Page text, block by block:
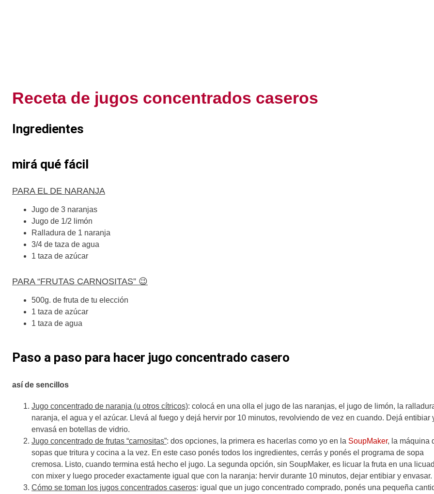
Receta de jugos concentrados caseros
Ingredientes
mirá qué fácil
PARA EL DE NARANJA
Jugo de 3 naranjas
Jugo de 1/2 limón
Ralladura de 1 naranja
3/4 de taza de agua
1 taza de azúcar
PARA “FRUTAS CARNOSITAS” 😉
500g. de fruta de tu elección
1 taza de azúcar
1 taza de agua
Paso a paso para hacer jugo concentrado casero
así de sencillos
Jugo concentrado de naranja (u otros cítricos): colocá en una olla el jugo de las naranjas, el jugo de limón, la
naranja, el agua y el azúcar. Llevá al fuego y dejá hervir por 10 minutos, revolviendo de vez en cuando. Dejá entibiar
envasá en botellas de vidrio.
Jugo concentrado de frutas “carnositas”: dos opciones, la primera es hacerlas como yo en la SoupMaker, la máquina
sopas que tritura y cocina a la vez. En este caso ponés todos los ingredientes, cerrás y ponés el programa de sopa
cremosa. Listo, cuando termina está hecho el jugo. La segunda opción, sin SoupMaker, es licuar la fruta en una
con mixer y luego proceder exactamente igual que con la naranja: hervir durante 10 minutos, dejar entibiar y envasar.
Cómo se toman los jugos concentrados caseros: igual que un jugo concentrado comprado, ponés una pequeña